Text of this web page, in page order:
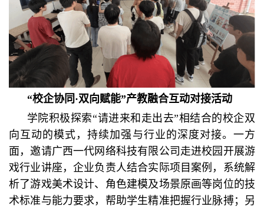
“校企协同·双向赋能”产教融合互动对接活动
学院积极探索“请进来和走出去”相结合的校企双
向互动的模式，持续加强与行业的深度对接。一方
面，邀请广西一代网络科技有限公司走进校园开展游
戏行业讲座，企业负责人结合实际项目案例，系统解
析了游戏美术设计、角色建模及场景原画等岗位的技
术标准与能力要求，帮助学生精准把握行业脉搏；另